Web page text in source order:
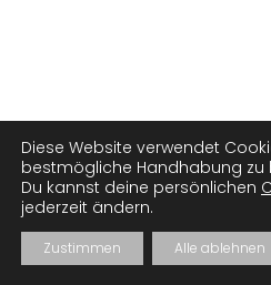
Diese Website verwendet
bestmögliche Handhabung zu
Du kannst deine persönlichen
jederzeit ändern.
Zustimmen Alle ablehnen